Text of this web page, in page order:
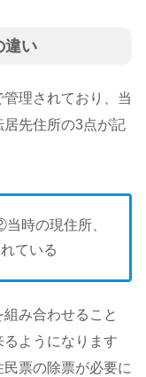
違い
理されており、当
先住所の3点が記
時の現住所、
ている
組み合わせること
ようになります
票の除票が必要に